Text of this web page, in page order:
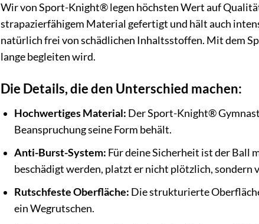
Wir von Sport-Knight® legen höchsten Wert auf
strapazierfähigem Material gefertigt und hält auch
natürlich frei von schädlichen Inhaltsstoffen. Mit dem
lange begleiten wird.
Die Details, die den Unterschied machen:
Hochwertiges Material: Der Sport-Knight®
Beanspruchung seine Form behält.
Anti-Burst-System: Für deine Sicherheit ist der Ball
beschädigt werden, platzt er nicht plötzlich, sondern
Rutschfeste Oberfläche: Die strukturierte
ein Wegrutschen.